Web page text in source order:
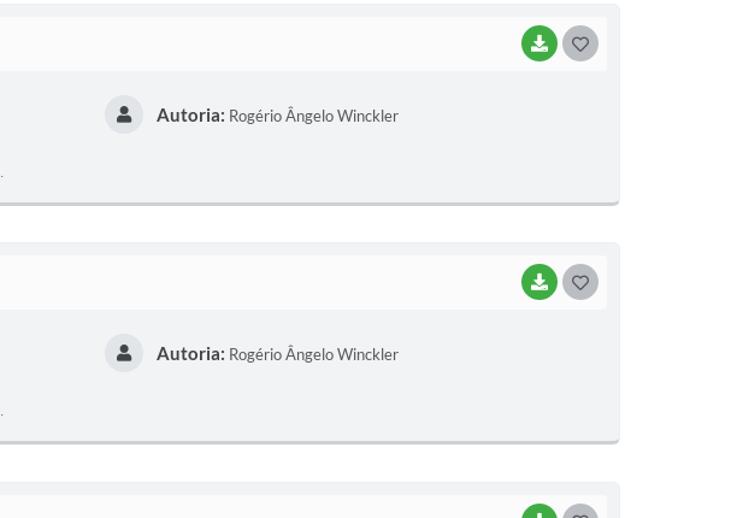
BAIXAR
Autoria: Rogério Ângelo Winckler
BAIXAR
Autoria: Rogério Ângelo Winckler